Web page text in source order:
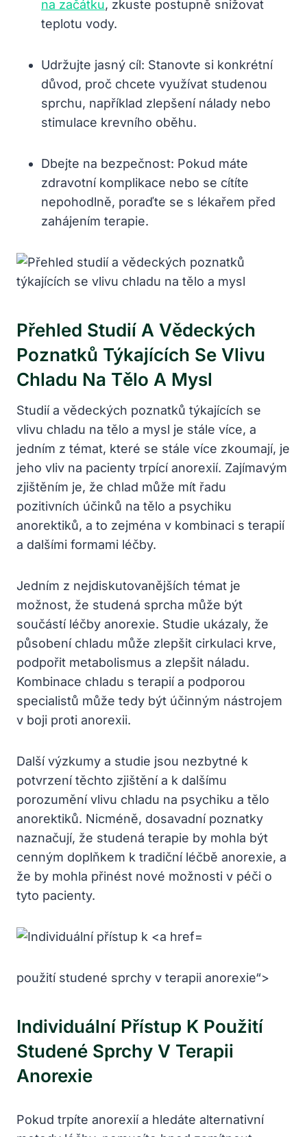
na začátku, zkuste postupně snižovat
teplotu vody.
Udržujte jasný cíl: Stanovte si konkrétní
důvod, proč chcete využívat studenou
sprchu, například zlepšení nálady nebo
stimulace krevního oběhu.
Dbejte na bezpečnost: Pokud máte
zdravotní komplikace nebo se cítíte
nepohodlně, poraďte se s lékařem před
zahájením terapie.
Přehled Studií A Vědeckých
Poznatků Týkajících Se Vlivu
Chladu Na Tělo A Mysl
Studií a vědeckých poznatků týkajících se
vlivu chladu na tělo a mysl je stále více, a
jedním z témat, které se stále více zkoumají, je
jeho vliv na pacienty trpící anorexií. Zajímavým
zjištěním je, že chlad může mít řadu
pozitivních účinků na tělo a psychiku
anorektiků, a to zejména v kombinaci s terapií
a dalšími formami léčby.
Jedním z nejdiskutovanějších témat je
možnost, že studená sprcha může být
součástí léčby anorexie. Studie ukázaly, že
působení chladu může zlepšit cirkulaci krve,
podpořit metabolismus a zlepšit náladu.
Kombinace chladu s terapií a podporou
specialistů může tedy být účinným nástrojem
v boji proti anorexii.
Další výzkumy a studie jsou nezbytné k
potvrzení těchto zjištění a k dalšímu
porozumění vlivu chladu na psychiku a tělo
anorektiků. Nicméně, dosavadní poznatky
naznačují, že studená terapie by mohla být
cenným doplňkem k tradiční léčbě anorexie, a
že by mohla přinést nové možnosti v péči o
tyto pacienty.
použití studené sprchy v terapii anorexie“>
Individuální Přístup K Použití
Studené Sprchy V Terapii
Anorexie
Pokud trpíte anorexií a hledáte alternativní